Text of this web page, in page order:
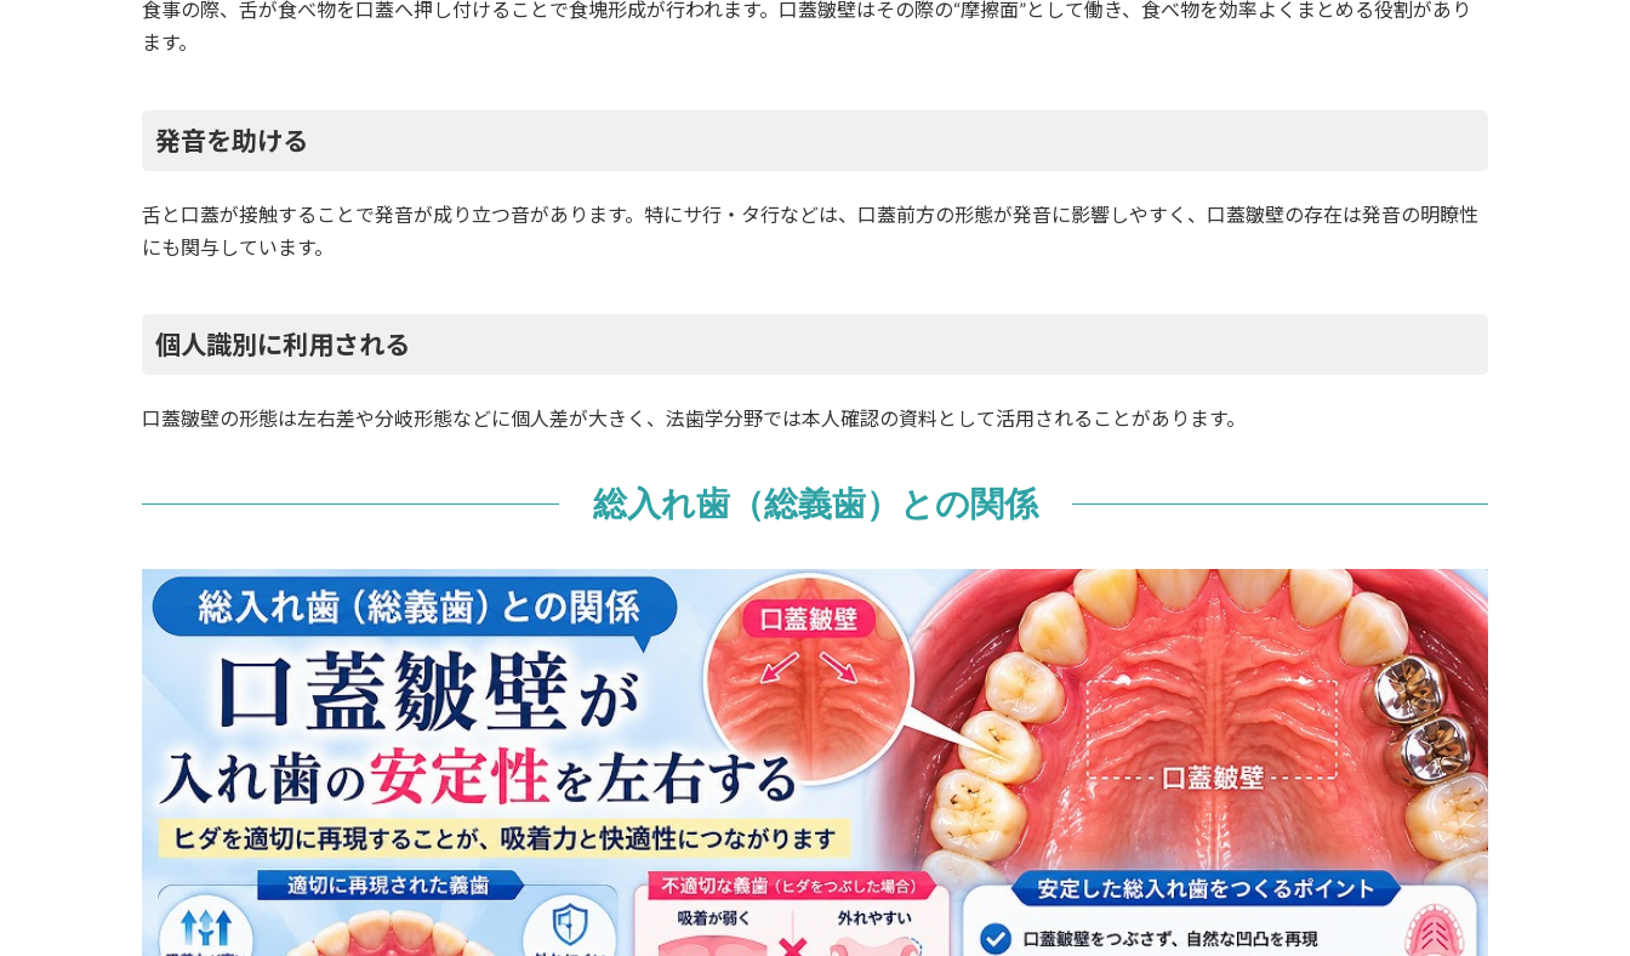
食事の際、舌が食べ物を口蓋へ押し付けることで食塊形成が行われます。口蓋皺壁はその際の“摩擦面”として働き、食べ物を効率よくまとめる役割があり
ます。
発音を助ける
舌と口蓋が接触することで発音が成り立つ音があります。特にサ行・タ行などは、口蓋前方の形態が発音に影響しやすく、口蓋皺壁の存在は発音の明瞭性
にも関与しています。
個人識別に利用される
口蓋皺壁の形態は左右差や分岐形態などに個人差が大きく、法歯学分野では本人確認の資料として活用されることがあります。
総入れ歯（総義歯）との関係